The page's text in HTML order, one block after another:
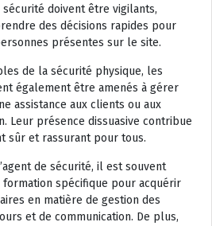
sécurité doivent être vigilants,
des décisions rapides pour
présentes sur le site.
de la sécurité physique, les
également être amenés à gérer
assistance aux clients ou aux
Leur présence dissuasive contribue
sûr et rassurant pour tous.
de sécurité, il est souvent
formation spécifique pour acquérir
en matière de gestion des
et de communication. De plus,